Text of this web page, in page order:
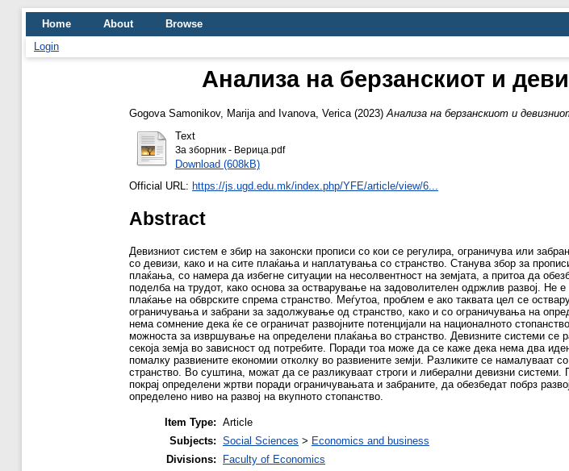
Home About
Browse
Login
Анализа на берзанскиот и
Gogova Samonikov, Marija and Ivanova, Verica (2023) Анализа на берзанскиот и
Text
За зборник - Верица.pdf
Download (608kB)
Official URL: https://js.ugd.edu.mk/index.php/YFE/article/view/6...
Abstract
Девизниот систем е збир на законски прописи со кои се регулира, ограничува или
со девизи, како и на сите плаќања и наплатувања со странство. Станува збор за
плаќања, со намера да избегне ситуации на несолвентност на земјата, а притоа да
поделба на трудот, како основа за остварување на задоволителен одржлив развој.
плаќање на обврските спрема странство. Меѓутоа, проблем е ако таквата цел се
ограничувања и забрани за задолжување од странство, како и со ограничувања на
нема сомнение дека ќе се ограничат развојните потенцијали на националното
можноста за извршување на определени плаќања во странство. Девизните системи се
секоја земја во зависност од потребите. Поради тоа може да се каже дека нема два
помалку развиените економии отколку во развиените земји. Разликите се намалуваат
странство. Во суштина, можат да се разликуваат строги и либерални девизни системи.
покрај определени жртви поради ограничувањата и забраните, да обезбедат побрз
определено ниво на развој на вкупното стопанство.
Item Type: Article
Subjects: Social Sciences > Economics and business
Divisions:
Faculty of Economics